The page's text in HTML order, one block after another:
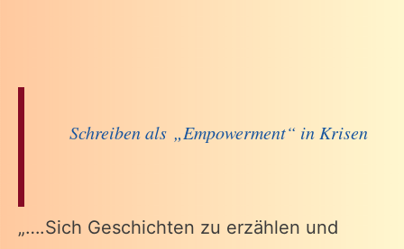
Schreiben als „Empowerment“ in Krisen
„….Sich Geschichten zu erzählen und